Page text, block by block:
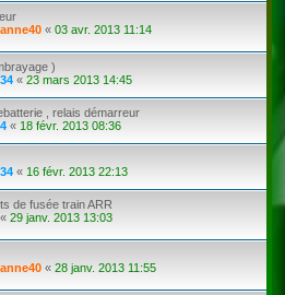
« 03 avr. 2013 11:14
)
« 23 mars 2013 14:45
, relais démarreur
« 18 févr. 2013 08:36
« 16 févr. 2013 22:13
de fusée train ARR
« 29 janv. 2013 13:03
« 28 janv. 2013 11:55